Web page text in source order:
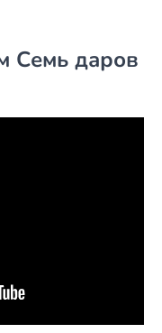
Семь даров